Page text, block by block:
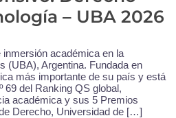
– UBA 2026
académica en la
(UBA), Argentina. Fundada en
más importante de su país y está
69 del Ranking QS global,
académica y sus 5 Premios
Derecho, Universidad de […]